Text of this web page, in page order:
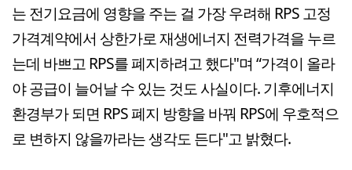
는 전기요금에 영향을 주는 걸 가장 우려해 RPS 고정
가격계약에서 상한가로 재생에너지 전력가격을 누르
는데 바쁘고 RPS를 폐지하려고 했다"며 “가격이 올라
야 공급이 늘어날 수 있는 것도 사실이다. 기후에너지
환경부가 되면 RPS 폐지 방향을 바꿔 RPS에 우호적으
로 변하지 않을까라는 생각도 든다"고 밝혔다.